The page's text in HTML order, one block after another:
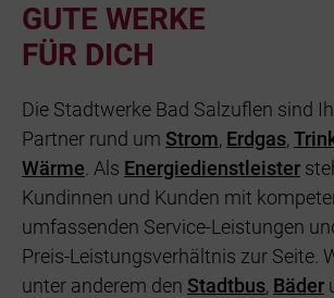
GUTE WERKE
FÜR DICH
Die Stadtwerke Bad Salzuflen sind
Partner rund um Strom, Erdgas,
Wärme . Als Energiedienstleister
Kundinnen und Kunden mit
umfassenden Service-Leistungen
Preis-Leistungsverhältnis zur Seite.
unter anderem den Stadtbus, Bäder